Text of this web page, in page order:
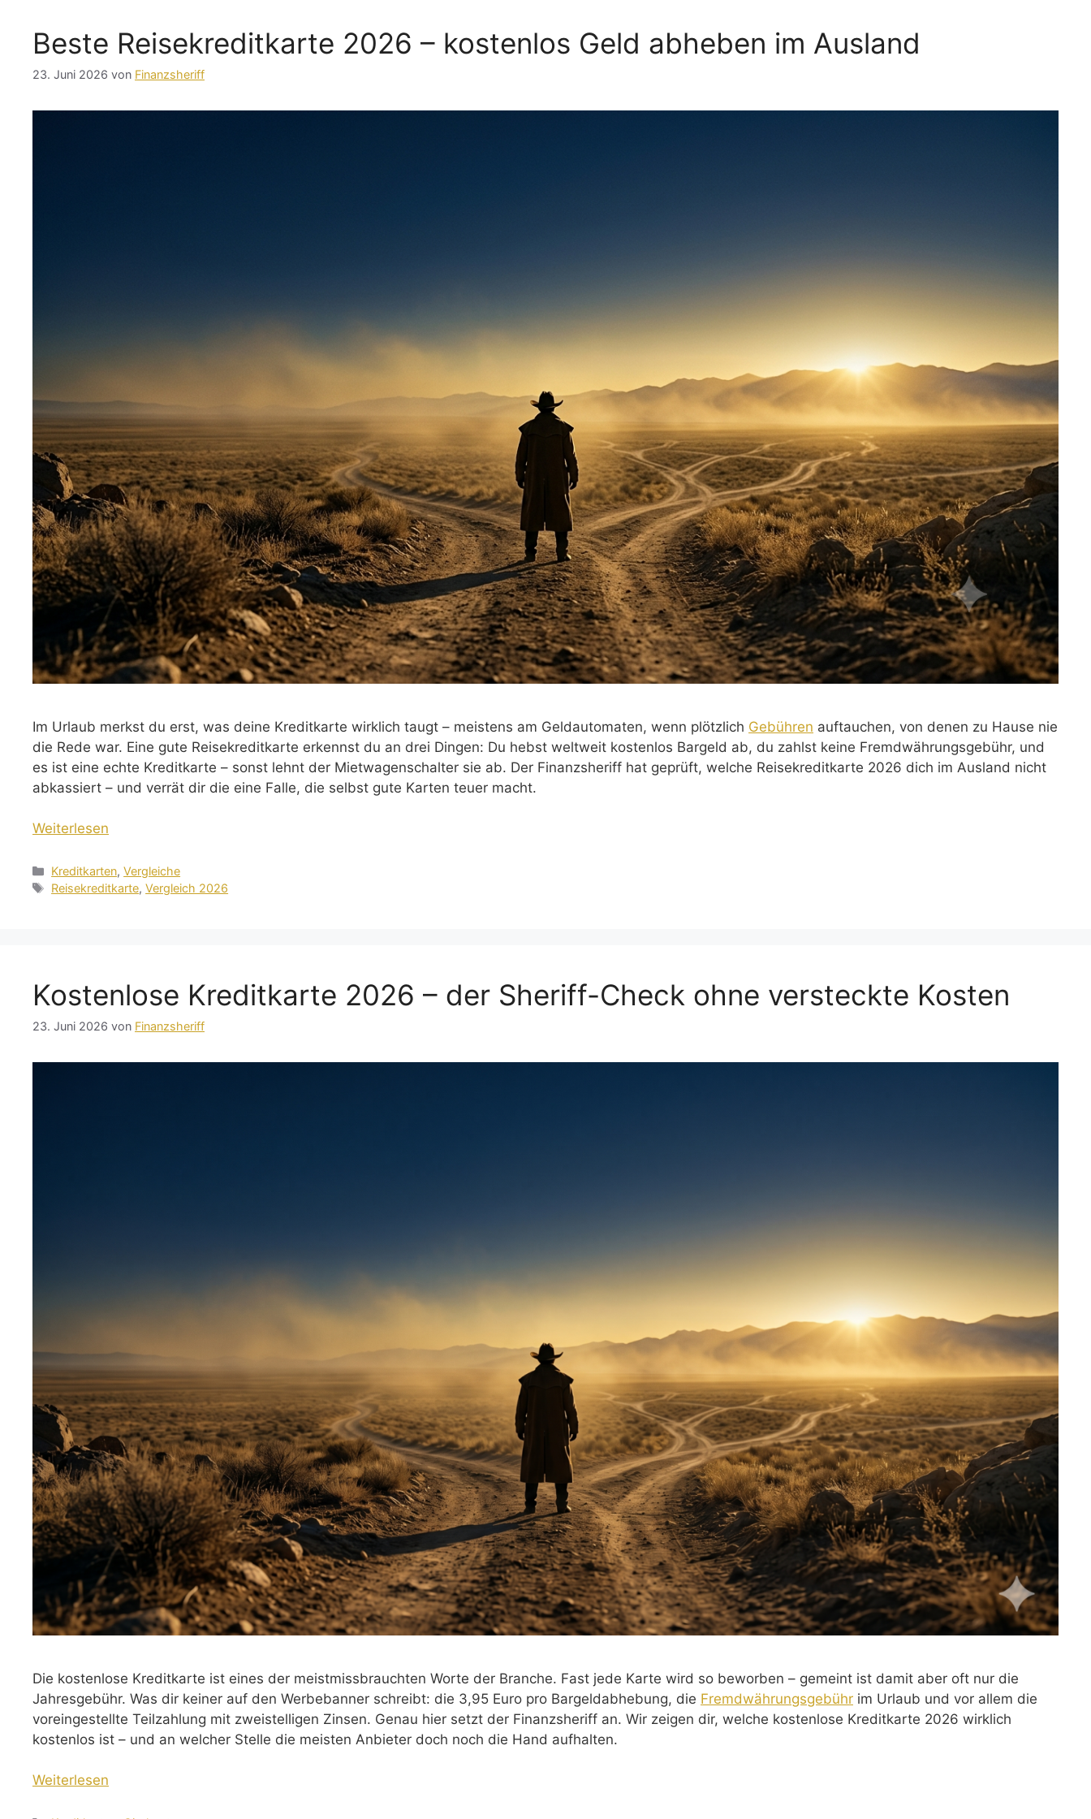
Beste Reisekreditkarte 2026 – kostenlos Geld abheben im Ausland
23. Juni 2026 von Finanzsheriff
Im Urlaub merkst du erst, was deine Kreditkarte wirklich taugt – meistens am Geldautomaten, wenn plötzlich Gebühren auftauchen, von denen zu Hause nie
die Rede war. Eine gute Reisekreditkarte erkennst du an drei Dingen: Du hebst weltweit kostenlos Bargeld ab, du zahlst keine Fremdwährungsgebühr, und
es ist eine echte Kreditkarte – sonst lehnt der Mietwagenschalter sie ab. Der Finanzsheriff hat geprüft, welche Reisekreditkarte 2026 dich im Ausland nicht
abkassiert – und verrät dir die eine Falle, die selbst gute Karten teuer macht.
Weiterlesen
Kategorien
Kreditkarten,Vergleiche
Schlagwörter
Reisekreditkarte,Vergleich 2026
Kostenlose Kreditkarte 2026 – der Sheriff-Check ohne versteckte Kosten
23. Juni 2026 von Finanzsheriff
Die kostenlose Kreditkarte ist eines der meistmissbrauchten Worte der Branche. Fast jede Karte wird so beworben – gemeint ist damit aber oft nur die
Jahresgebühr. Was dir keiner auf den Werbebanner schreibt: die 3,95 Euro pro Bargeldabhebung, die Fremdwährungsgebühr im Urlaub und vor allem die
voreingestellte Teilzahlung mit zweistelligen Zinsen. Genau hier setzt der Finanzsheriff an. Wir zeigen dir, welche kostenlose Kreditkarte 2026 wirklich
kostenlos ist – und an welcher Stelle die meisten Anbieter doch noch die Hand aufhalten.
Weiterlesen